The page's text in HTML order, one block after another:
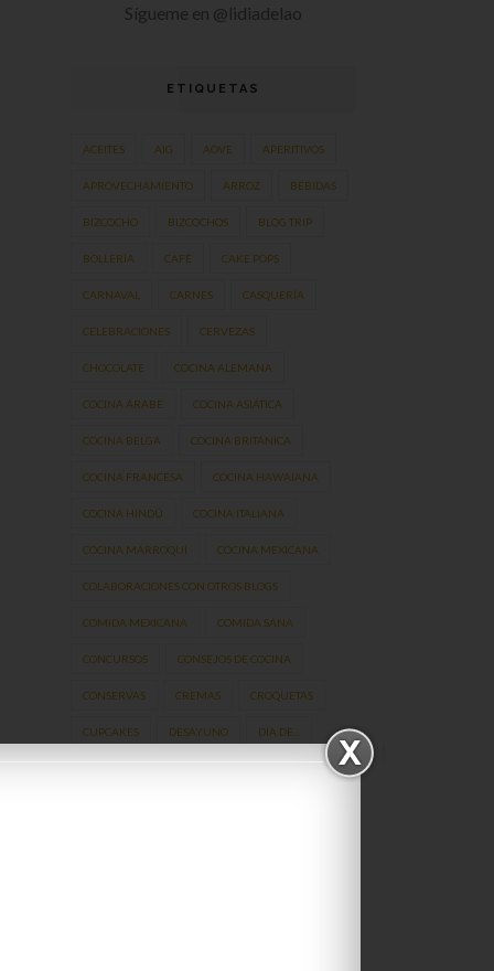
Sígueme en @lidiadelao
ETIQUETAS
ACEITES AIG AOVE APERITIVOS
APROVECHAMIENTO ARROZ BEBIDAS
BIZCOCHO BIZCOCHOS BLOG TRIP
BOLLERÍA CAFÉ CAKE POPS
CARNAVAL CARNES CASQUERÍA
CELEBRACIONES CERVEZAS
CHOCOLATE COCINA ALEMANA
COCINA ÁRABE COCINA ASIÁTICA
COCINA BELGA COCINA BRITÁNICA
COCINA FRANCESA COCINA HAWAIANA
COCINA HINDÚ COCINA ITALIANA
COCINA MARROQUÍ COCINA MEXICANA
COLABORACIONES CON OTROS BLOGS
COMIDA MEXICANA COMIDA SANA
CONCURSOS CONSEJOS DE COCINA
CONSERVAS CREMAS CROQUETAS
CUPCAKES DESAYUNO DÍA DE...